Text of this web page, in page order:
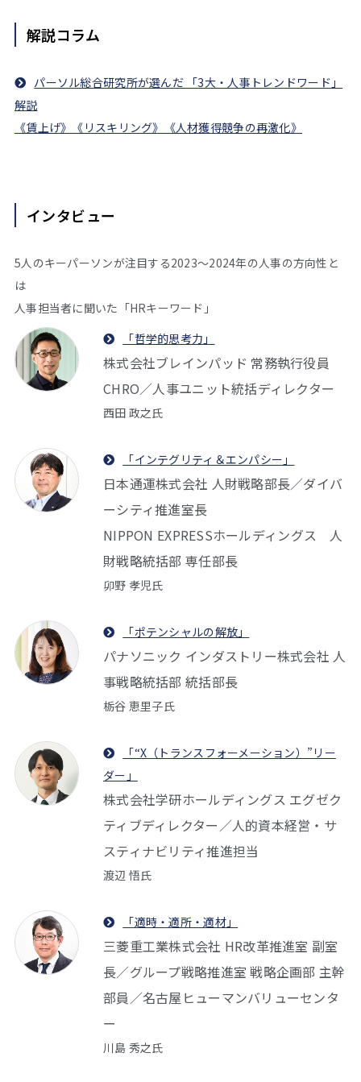
解説コラム
パーソル総合研究所が選んだ 「3大・人事トレンドワード」
解説
《賃上げ》《リスキリング》《人材獲得競争の再激化》
インタビュー
5人のキーパーソンが注目する2023～2024年の人事の方向性と
は
人事担当者に聞いた「HRキーワード」
「哲学的思考力」
株式会社ブレインパッド 常務執行役員
CHRO／人事ユニット統括ディレクター
西田 政之氏
「インテグリティ＆エンパシー」
日本通運株式会社 人財戦略部長／ダイバ
ーシティ推進室長
NIPPON EXPRESSホールディングス 人
財戦略統括部 専任部長
卯野 孝児氏
「ポテンシャルの解放」
パナソニック インダストリー株式会社 人
事戦略統括部 統括部長
栃谷 恵里子氏
「“X（トランスフォーメーション）”リー
ダー」
株式会社学研ホールディングス エグゼク
ティブディレクター／人的資本経営・サ
スティナビリティ推進担当
渡辺 悟氏
「適時・適所・適材」
三菱重工業株式会社 HR改革推進室 副室
長／グループ戦略推進室 戦略企画部 主幹
部員／名古屋ヒューマンバリューセンタ
ー
川島 秀之氏